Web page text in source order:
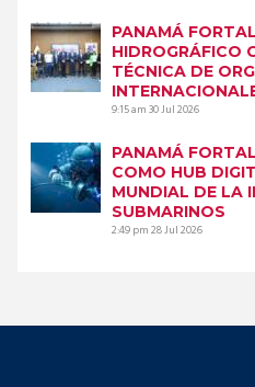
PANAMÁ
HIDROGRÁFICO
TÉCNICA DE
9:15 am30 Jul 2026
PANAMÁ
COMO HUB
MUNDIAL DE LA
SUBMARINOS
2:49 pm28 Jul 2026